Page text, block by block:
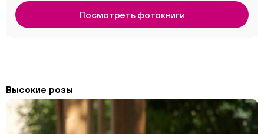
Посмотреть фотокниги
Высокие розы